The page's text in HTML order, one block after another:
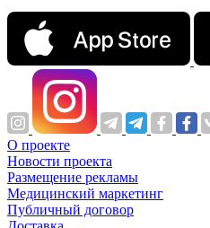
О проекте
Новости проекта
Размещение рекламы
Медицинский маркетинг
Публичный договор